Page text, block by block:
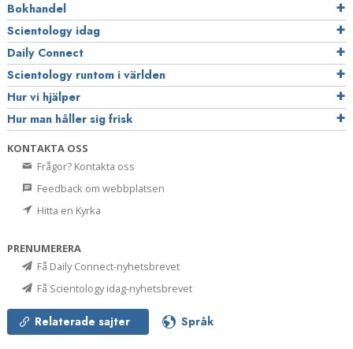
Bokhandel
Scientology idag
Daily Connect
Scientology runtom i världen
Hur vi hjälper
Hur man håller sig frisk
KONTAKTA OSS
Frågor? Kontakta oss
Feedback om webbplatsen
Hitta en Kyrka
PRENUMERERA
Få Daily Connect-nyhetsbrevet
Få Scientology idag-nyhetsbrevet
Relaterade sajter Språk